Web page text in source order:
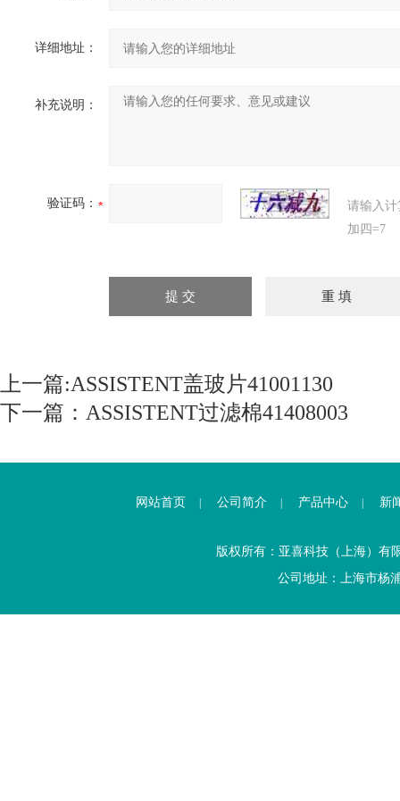
详细地址：
补充说明：
验证码：
请输入
加四=7
上一篇:ASSISTENT盖玻片41001130
下一篇： ASSISTENT过滤棉41408003
网站首页 公司简介 产品中心 新
版权所有：亚喜科技（上海）
公司地址：上海市杨